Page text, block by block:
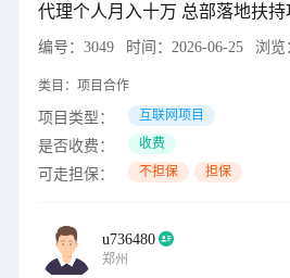
代理个人月入十万 总部落地扶持
编号： 3049 时间： 2026-06-25 浏览
类目： 项目合作
项目类型： 互联网项目
是否收费： 收费
可走担保： 不担保 担保
u736480
郑州